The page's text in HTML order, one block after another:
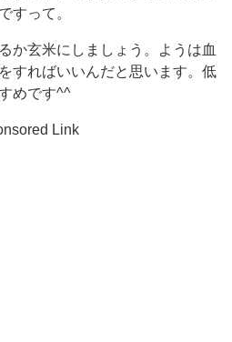
すって。
か玄米にしましょう。ようは血
すればいいんだと思います。低
めです^^
Link